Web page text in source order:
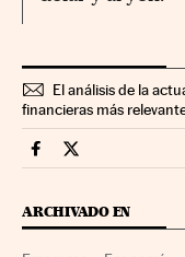
El análisis de la
financieras más
Companias Cinco
Companias
ARCHIVADO EN